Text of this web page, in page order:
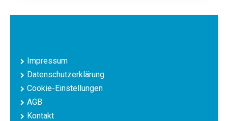
Impressum
Datenschutzerklärung
Cookie-Einstellungen
AGB
Kontakt